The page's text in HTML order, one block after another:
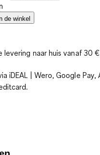
de winkel
levering naar huis vanaf 30 €
iDEAL | Wero, Google Pay,